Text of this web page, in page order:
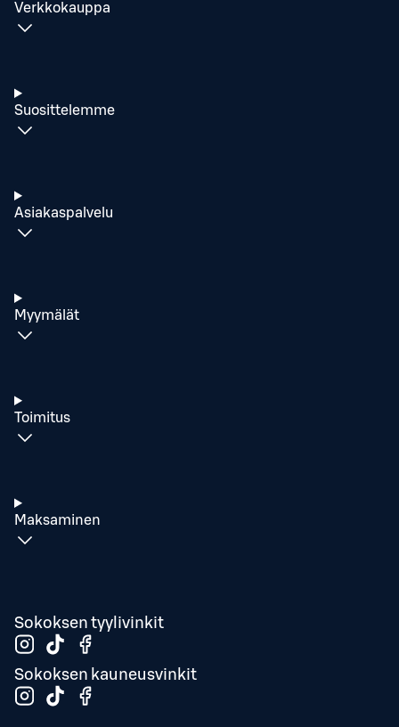
Verkkokauppa
Suosittelemme
Asiakaspalvelu
Myymälät
Toimitus
Maksaminen
Sokoksen tyylivinkit
Sokoksen kauneusvinkit